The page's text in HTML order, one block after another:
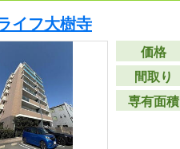
イフ大樹寺
価格
間取り
専有面積